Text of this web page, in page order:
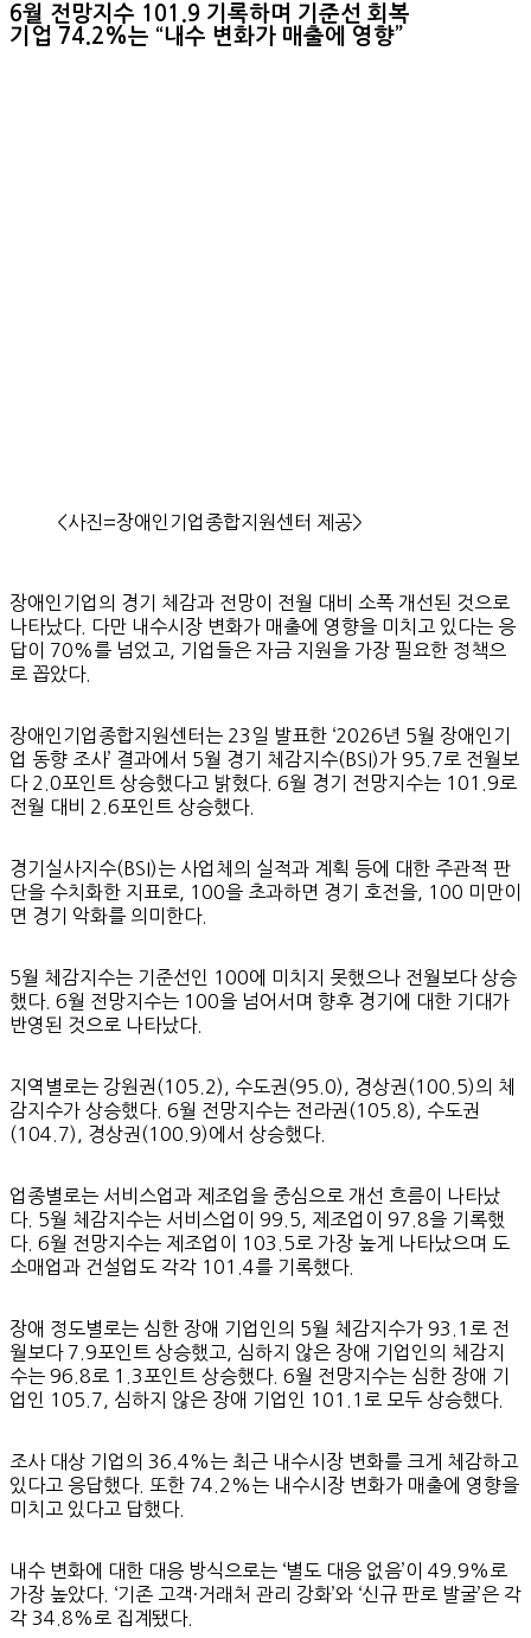
6월 전망지수 101.9 기록하며 기준선 회복
기업 74.2%는 “내수 변화가 매출에 영향”
<사진=장애인기업종합지원센터 제공>
장애인기업의 경기 체감과 전망이 전월 대비 소폭 개선된 것으로
나타났다. 다만 내수시장 변화가 매출에 영향을 미치고 있다는 응
답이 70%를 넘었고, 기업들은 자금 지원을 가장 필요한 정책으
로 꼽았다.
장애인기업종합지원센터는 23일 발표한 ‘2026년 5월 장애인기
업 동향 조사’ 결과에서 5월 경기 체감지수(BSI)가 95.7로 전월보
다 2.0포인트 상승했다고 밝혔다. 6월 경기 전망지수는 101.9로
전월 대비 2.6포인트 상승했다.
경기실사지수(BSI)는 사업체의 실적과 계획 등에 대한 주관적 판
단을 수치화한 지표로, 100을 초과하면 경기 호전을, 100 미만이
면 경기 악화를 의미한다.
5월 체감지수는 기준선인 100에 미치지 못했으나 전월보다 상승
했다. 6월 전망지수는 100을 넘어서며 향후 경기에 대한 기대가
반영된 것으로 나타났다.
지역별로는 강원권(105.2), 수도권(95.0), 경상권(100.5)의 체
감지수가 상승했다. 6월 전망지수는 전라권(105.8), 수도권
(104.7), 경상권(100.9)에서 상승했다.
업종별로는 서비스업과 제조업을 중심으로 개선 흐름이 나타났
다. 5월 체감지수는 서비스업이 99.5, 제조업이 97.8을 기록했
다. 6월 전망지수는 제조업이 103.5로 가장 높게 나타났으며 도
소매업과 건설업도 각각 101.4를 기록했다.
장애 정도별로는 심한 장애 기업인의 5월 체감지수가 93.1로 전
월보다 7.9포인트 상승했고, 심하지 않은 장애 기업인의 체감지
수는 96.8로 1.3포인트 상승했다. 6월 전망지수는 심한 장애 기
업인 105.7, 심하지 않은 장애 기업인 101.1로 모두 상승했다.
조사 대상 기업의 36.4%는 최근 내수시장 변화를 크게 체감하고
있다고 응답했다. 또한 74.2%는 내수시장 변화가 매출에 영향을
미치고 있다고 답했다.
내수 변화에 대한 대응 방식으로는 ‘별도 대응 없음’이 49.9%로
가장 높았다. ‘기존 고객·거래처 관리 강화’와 ‘신규 판로 발굴’은 각
각 34.8%로 집계됐다.